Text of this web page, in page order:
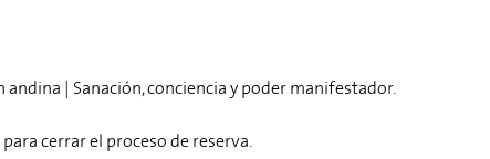
| Sanación, conciencia y poder manifestador.
cerrar el proceso de reserva.